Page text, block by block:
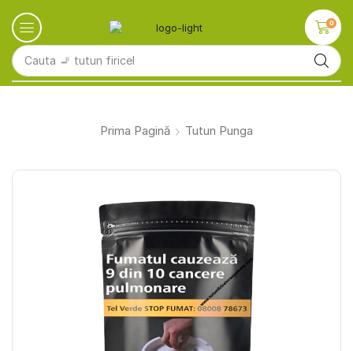
Cauta 🚬 tutun firicel
0
Prima Pagină Tutun Punga